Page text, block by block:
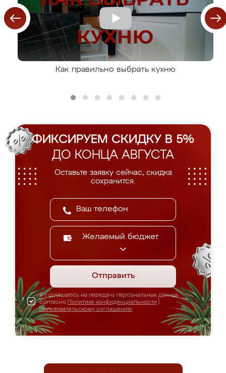
Как правильно выбрать кухню
ФИКСИРУЕМ СКИДКУ В 5%
ДО КОНЦА АВГУСТА
Оставьте заявку сейчас, скидка
сохранится.
Желаемый бюджет
Отправить
Я соглашаюсь на передачу персональных данных
согласно Политике конфиденциальности
Пользовательскому соглашению